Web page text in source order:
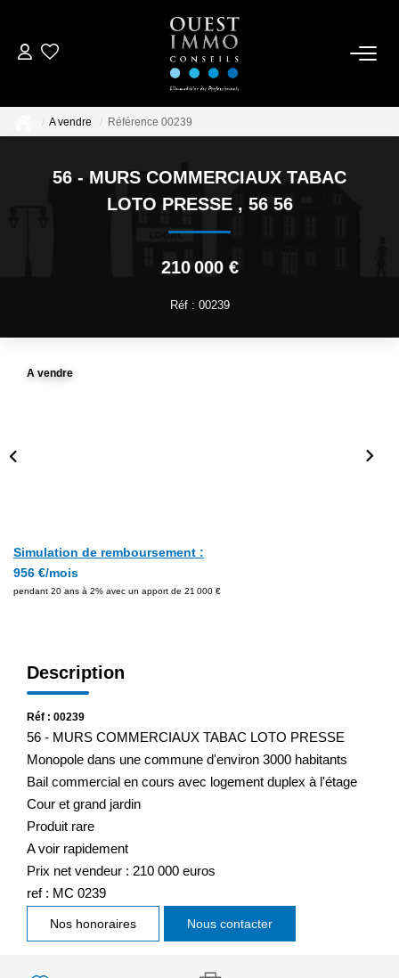
ACCUEIL
NOS RÉALISATIONS
CONTACTEZ-NOUS
A vendre Référence 00239
56 - MURS COMMERCIAUX TABAC
LOTO PRESSE , 56 56
210 000 €
Réf : 00239
A vendre
Simulation de remboursement :
956 €/mois
pendant 20 ans à 2% avec un apport de 21 000 €
Description
Réf : 00239
56 - MURS COMMERCIAUX TABAC LOTO PRESSE
Monopole dans une commune d'environ 3000 habitants
Bail commercial en cours avec logement duplex à l'étage
Cour et grand jardin
Produit rare
A voir rapidement
Prix net vendeur : 210 000 euros
ref : MC 0239
Nos honoraires Nous contacter